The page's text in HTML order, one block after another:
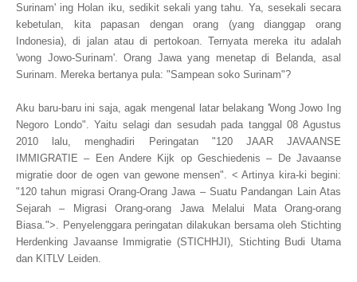
Surinam' ing Holan iku, sedikit sekali yang tahu. Ya, sesekali secara
kebetulan, kita papasan dengan orang (yang dianggap orang
Indonesia), di jalan atau di pertokoan. Ternyata mereka itu adalah
'wong Jowo-Surinam'. Orang Jawa yang menetap di Belanda, asal
Surinam. Mereka bertanya pula: "Sampean soko Surinam"?
Aku baru-baru ini saja, agak mengenal latar belakang 'Wong Jowo Ing
Negoro Londo". Yaitu selagi dan sesudah pada tanggal 08 Agustus
2010 lalu, menghadiri Peringatan "120 JAAR JAVAANSE
IMMIGRATIE – Een Andere Kijk op Geschiedenis – De Javaanse
migratie door de ogen van gewone mensen". < Artinya kira-ki begini:
"120 tahun migrasi Orang-Orang Jawa – Suatu Pandangan Lain Atas
Sejarah – Migrasi Orang-orang Jawa Melalui Mata Orang-orang
Biasa.">. Penyelenggara peringatan dilakukan bersama oleh Stichting
Herdenking Javaanse Immigratie (STICHHJI), Stichting Budi Utama
dan KITLV Leiden.